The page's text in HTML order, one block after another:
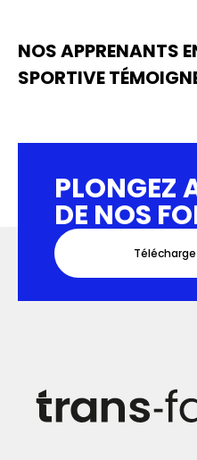
NOS APPRENANTS
SPORTIVE
PLONGEZ
DE NOS